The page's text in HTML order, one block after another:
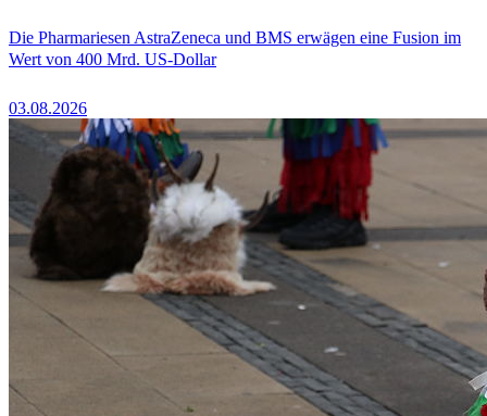
Die Pharmariesen AstraZeneca und BMS erwägen eine Fusion im
Wert von 400 Mrd. US-Dollar
03.08.2026